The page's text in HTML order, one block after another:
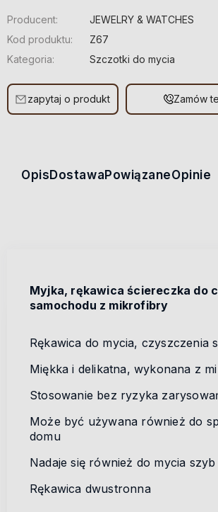
Producent:
JEWELRY & WATCHES
Kod produktu:
Z67
Kategoria:
Szczotki do mycia
zapytaj o produkt Zamów
Opis Dostawa PowiązaneOpinie
Myjka, rękawica ściereczka do
samochodu z mikrofibry
Rękawica do mycia, czyszczenia
Miękka i delikatna, wykonana z
Stosowanie bez ryzyka
Może być używana również do
domu
Nadaje się również do mycia szyb
Rękawica dwustronna